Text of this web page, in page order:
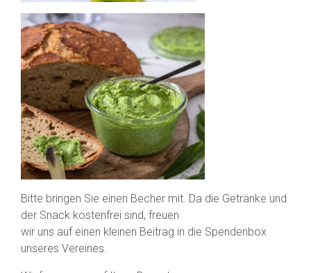
Bitte bringen Sie einen Becher mit. Da die Getränke und
der Snack kostenfrei sind, freuen
wir uns auf einen kleinen Beitrag in die Spendenbox
unseres Vereines.